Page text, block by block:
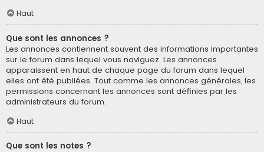
Haut
Que sont les annonces ?
Les annonces contiennent souvent des informations importantes
sur le forum dans lequel vous naviguez. Les annonces
apparaissent en haut de chaque page du forum dans lequel
elles ont été publiées. Tout comme les annonces générales, les
permissions concernant les annonces sont définies par les
administrateurs du forum.
Haut
Que sont les notes ?